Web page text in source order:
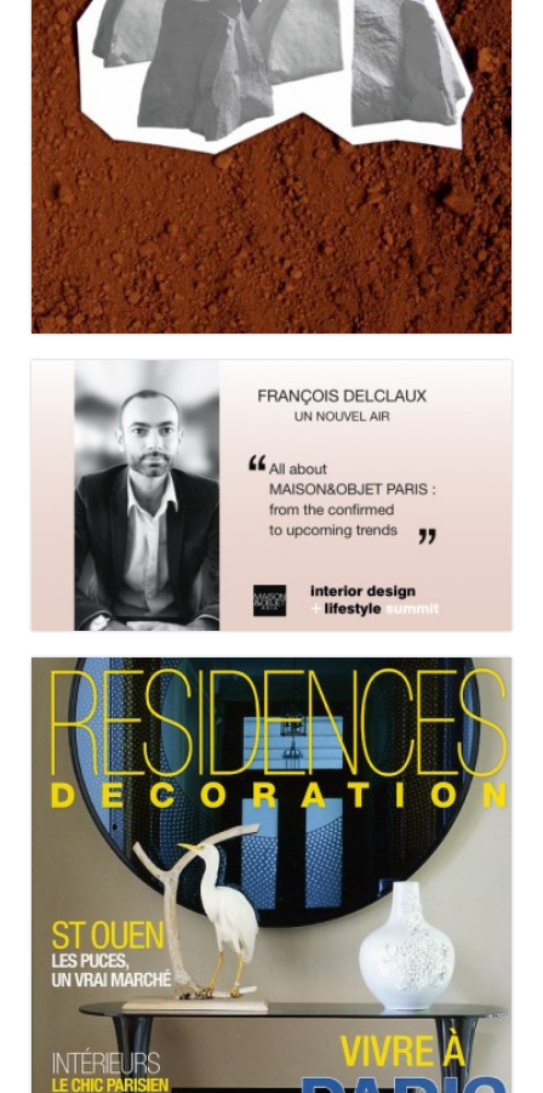
MAISON&OBJET ASIA
RÉSIDENCES DÉCORATION